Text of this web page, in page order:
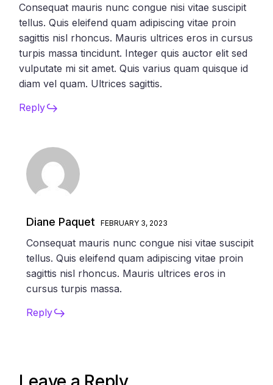
Consequat mauris nunc congue nisi vitae suscipit
tellus. Quis eleifend quam adipiscing vitae proin
sagittis nisl rhoncus. Mauris ultrices eros in cursus
turpis massa tincidunt. Integer quis auctor elit sed
vulputate mi sit amet. Quis varius quam quisque id
diam vel quam. Ultrices sagittis.
Reply
Diane Paquet FEBRUARY 3, 2023
Consequat mauris nunc congue nisi vitae suscipit
tellus. Quis eleifend quam adipiscing vitae proin
sagittis nisl rhoncus. Mauris ultrices eros in
cursus turpis massa.
Reply